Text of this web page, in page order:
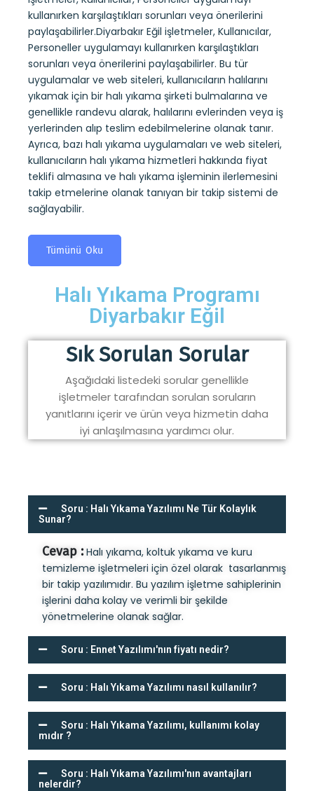
kullanırken karşılaştıkları sorunları veya önerilerini
paylaşabilirler.Diyarbakır Eğil işletmeler, Kullanıcılar,
Personeller uygulamayı kullanırken karşılaştıkları
sorunları veya önerilerini paylaşabilirler. Bu tür
uygulamalar ve web siteleri, kullanıcıların halılarını
yıkamak için bir halı yıkama şirketi bulmalarına ve
genellikle randevu alarak, halılarını evlerinden veya iş
yerlerinden alıp teslim edebilmelerine olanak tanır.
Ayrıca, bazı halı yıkama uygulamaları ve web siteleri,
kullanıcıların halı yıkama hizmetleri hakkında fiyat
teklifi almasına ve halı yıkama işleminin ilerlemesini
takip etmelerine olanak tanıyan bir takip sistemi de
sağlayabilir.
Tümünü Oku
Halı Yıkama Programı
Diyarbakır Eğil
Sık Sorulan Sorular
Aşağıdaki listedeki sorular genellikle
işletmeler tarafından sorulan soruların
yanıtlarını içerir ve ürün veya hizmetin daha
iyi anlaşılmasına yardımcı olur.
Soru : Halı Yıkama Yazılımı Ne Tür Kolaylık
Sunar?
Cevap :Halı yıkama, koltuk yıkama ve kuru
temizleme işletmeleri için özel olarak tasarlanmış
bir takip yazılımıdır. Bu yazılım işletme sahiplerinin
işlerini daha kolay ve verimli bir şekilde
yönetmelerine olanak sağlar.
Soru : Ennet Yazılımı'nın fiyatı nedir?
Soru : Halı Yıkama Yazılımı nasıl kullanılır?
Soru : Halı Yıkama Yazılımı, kullanımı kolay
mıdır ?
Soru : Halı Yıkama Yazılımı'nın avantajları
nelerdir?